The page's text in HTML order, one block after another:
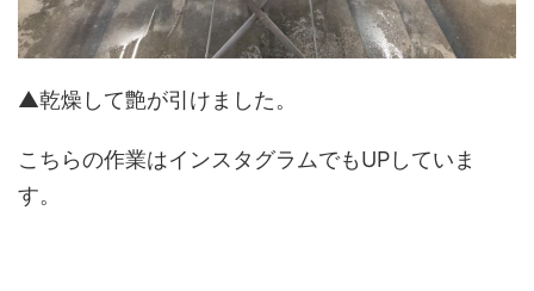
▲乾燥して艶が引けました。
こちらの作業はインスタグラムでもUPしていま
す。